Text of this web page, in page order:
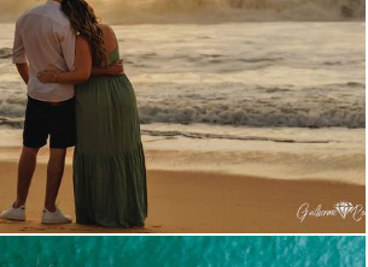
716